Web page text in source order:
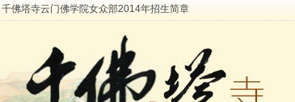
千佛塔寺云门佛学院女众部2014年招生简章
共赴华藏世界 进入最后七天倒计时 殊胜华严法会 快快同享富贵庄严海
千佛塔寺阅藏堂周末阅藏报名通知
清明节祭祖报恩地藏法会
本寺方丈上明下慧尼和尚开讲《六祖坛经》